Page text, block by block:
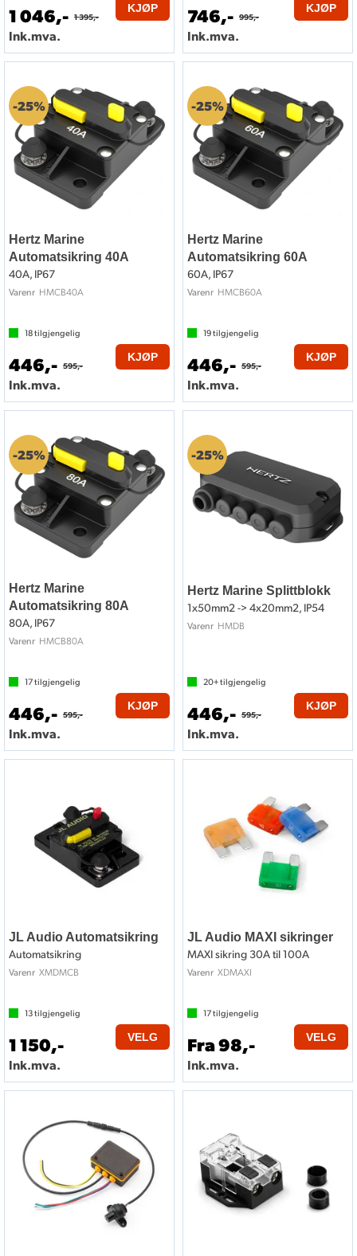
1 046,- 1 395,-
Ink.mva.
KJØP 746,- 995,-
Ink.mva.
KJØP
25%
Hertz Marine
Automatsikring 40A
40A, IP67
Varenr HMCB40A
18tilgjengelig
446,- 595,-
Ink.mva.
KJØP
25%
Hertz Marine
Automatsikring 60A
60A, IP67
Varenr HMCB60A
19tilgjengelig
446,- 595,-
Ink.mva.
KJØP
25%
Hertz Marine
Automatsikring 80A
80A, IP67
Varenr HMCB80A
17tilgjengelig
446,- 595,-
Ink.mva.
KJØP
25%
Hertz Marine Splittblokk
1x50mm2 -> 4x20mm2, IP54
Varenr HMDB
20+tilgjengelig
446,- 595,-
Ink.mva.
KJØP
JL Audio Automatsikring
Automatsikring
Varenr XMDMCB
13tilgjengelig
1 150,-
Ink.mva.
VELG
JL Audio MAXI sikringer
MAXI sikring 30A til 100A
Varenr XDMAXI
17tilgjengelig
Fra 98,-
Ink.mva.
VELG